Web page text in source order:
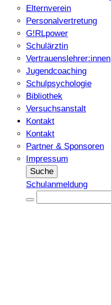
Elternverein
Personalvertretung
G!RLpower
Schulärztin
Vertrauenslehrer:innen
Jugendcoaching
Schulpsychologie
Bibliothek
Versuchsanstalt
Kontakt
Kontakt
Partner & Sponsoren
Impressum
Suche
Schulanmeldung